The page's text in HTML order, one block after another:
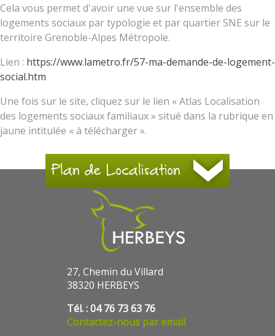
Cela vous permet d'avoir une vue sur l'ensemble des
logements sociaux par typologie et par quartier SNE sur le
territoire Grenoble-Alpes Métropole.
Lien : https://www.lametro.fr/57-ma-demande-de-logement-
social.htm
Une fois sur le site, cliquez sur le lien « Atlas Localisation
des logements sociaux familiaux » situé dans la rubrique en
jaune intitulée « à télécharger ».
Plan de Localisation
27, Chemin du Villard
38320 HERBEYS
Tél. : 04 76 73 63 76
Contactez-nous par email